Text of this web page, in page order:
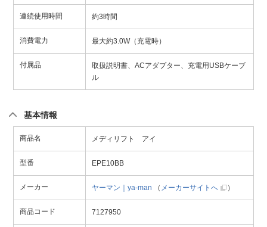
連続使用時間 約3時間
消費電力 最大約3.0W（充電時）
付属品
取扱説明書、ACアダプター、充電用USBケーブ
ル
基本情報
商品名 メディリフト アイ
型番 EPE10BB
メーカー ヤーマン｜ya-man （ メーカーサイトへ ）
商品コード 7127950